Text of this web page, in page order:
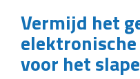
Vermijd het
voor het